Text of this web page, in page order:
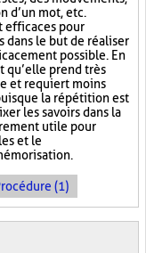
d’un mot, etc.
efficaces pour
dans le but de réaliser
possible. En
qu’elle prend très
et requiert moins
la répétition est
les savoirs dans la
utile pour
et le
(1)